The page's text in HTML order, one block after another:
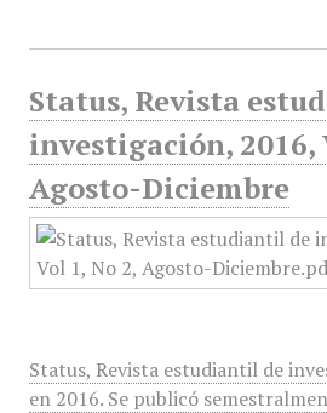
Status, Revista
investigación, 2016,
Agosto-Diciembre
Status, Revista estudiantil de
en 2016. Se publicó